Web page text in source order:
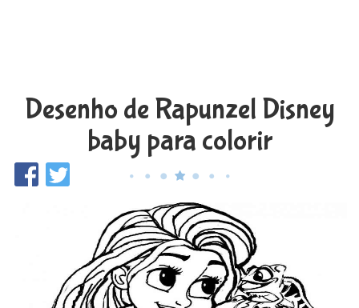
Desenho de Rapunzel Disney
baby para colorir